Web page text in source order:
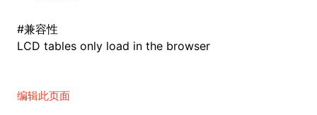
#兼容性
LCD tables only load in the browser
编辑此页面